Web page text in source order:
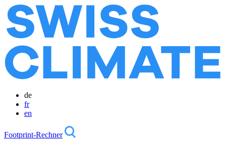
de
fr
en
Footprint-Rechner